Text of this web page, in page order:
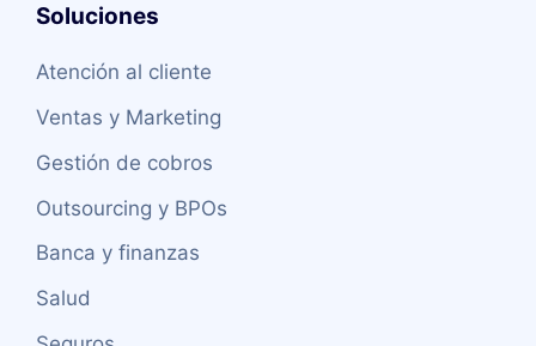
Soluciones
Atención al cliente
Ventas y Marketing
Gestión de cobros
Outsourcing y BPOs
Banca y finanzas
Salud